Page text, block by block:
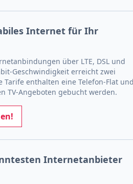
Internet für Ihr
über LTE, DSL und
Geschwindigkeit erreicht zwei
enthalten eine Telefon-Flat
TV-Angeboten gebucht werden.
Internetanbieter